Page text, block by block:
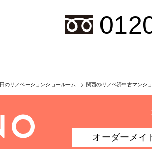
のリノベーションショールーム 関西のリノベ済中古マンシ
オーダーメイ